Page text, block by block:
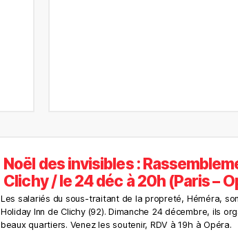
Noël des invisibles :
Clichy / le 24 déc à 20h (Paris –
Les salariés du sous-traitant de la propreté, Héméra,
Holiday Inn de Clichy (92). Dimanche 24 décembre, ils
beaux quartiers. Venez les soutenir, RDV à 19h à Opéra.